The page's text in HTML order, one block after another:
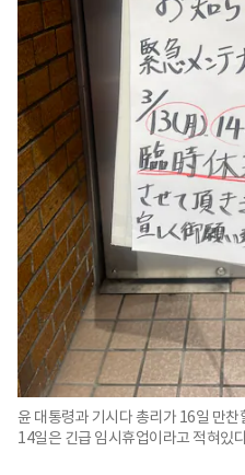
윤 대통령과 기시다 총리가 16일 만
14일은 긴급 임시휴업이라고 적혀있